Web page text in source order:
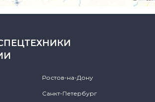
Ростов-на-Дону
Санкт-Петербург